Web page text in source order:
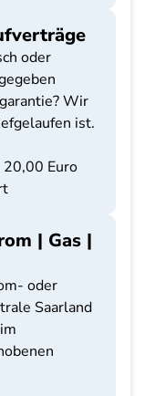
oder
Wir
ist.
20,00 Euro
| Gas |
oder
Saarland